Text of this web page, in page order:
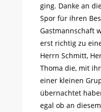
ging. Danke an
Spor für ihren
Gastmannschaft
erst richtig zu
Herrn Schmitt,
Thoma die, mit
einer kleinen
übernachtet
egal ob an